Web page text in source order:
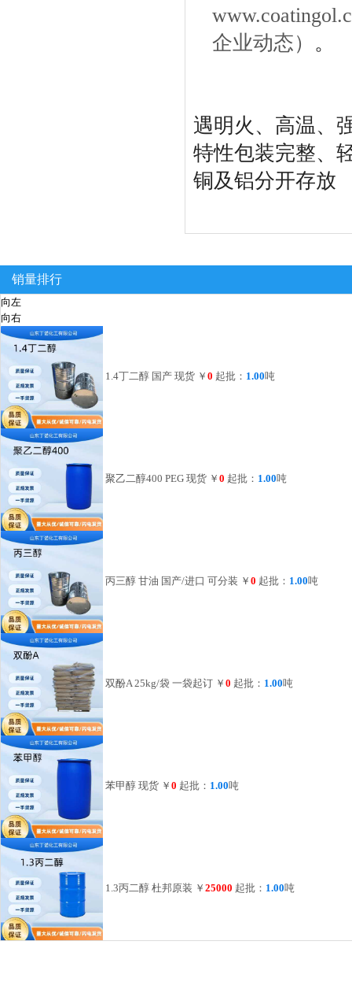
企业动态） 。
遇明火、高温、
特性包装完整、
铜及铝分开存放
销量排行
向左
向右
1.4丁二醇 国产 现货 ￥ 0 起批： 1.00吨
聚乙二醇400 PEG 现货 ￥ 0 起批： 1.00吨
丙三醇 甘油 国产/进口 可分装 ￥ 0 起批： 1.00吨
双酚A 25kg/袋 一袋起订 ￥ 0 起批： 1.00吨
苯甲醇 现货 ￥ 0 起批： 1.00吨
1.3丙二醇 杜邦原装 ￥ 25000 起批： 1.00吨